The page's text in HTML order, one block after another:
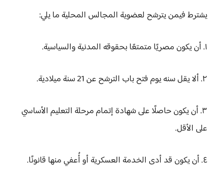
يشترط فيمن يترشح لعضوية المجالس المحلية ما يلي:
١. أن يكون مصريًا متمتعًا بحقوقه المدنية والسياسية.
٢. ألا يقل سنه يوم فتح باب الترشح عن 21 سنة ميلادية.
٣. أن يكون حاصلًا على شهادة إتمام مرحلة التعليم الأساسي
على الأقل.
٤. أن يكون قد أدى الخدمة العسكرية أو أُعفي منها قانونًا.